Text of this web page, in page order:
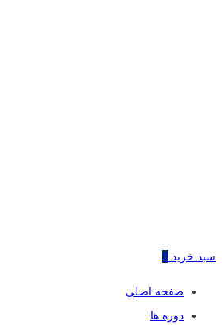
سبد خرید 0
صفحه اصلی
دوره ها